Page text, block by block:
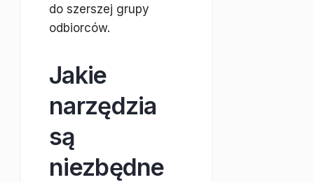
do szerszej grupy
odbiorców.
Jakie
narzędzia
są
niezbędne